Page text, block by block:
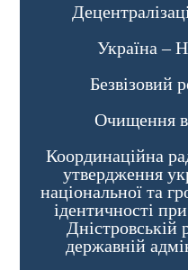
Україна –
Безвізовий
Очищення
Координаційна
утвердження
національної та
ідентичності
Дністровській
державній